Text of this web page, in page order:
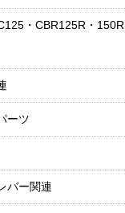
・CBR125R・150R
ーツ
バー関連